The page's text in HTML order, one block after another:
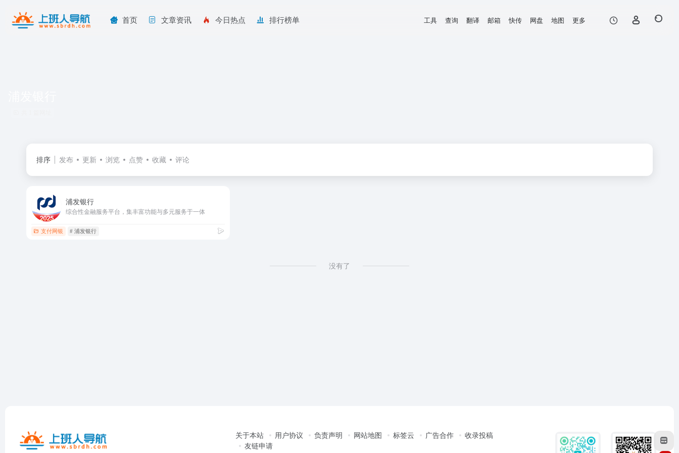
首页 文章资讯 今日热点 排行榜单 工具 查询 翻译 邮箱 快传 网盘 地图 更多
排序 发布 更新 浏览 点赞 收藏 评论
浦发银行
综合性金融服务平台，集丰富功能与多元服务于一体
支付网银 # 浦发银行
没有了
关于本站 用户协议 负责声明 网站地图 标签云 广告合作
收录投稿
友链申请